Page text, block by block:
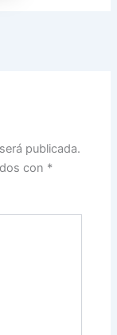
publicada.
con *